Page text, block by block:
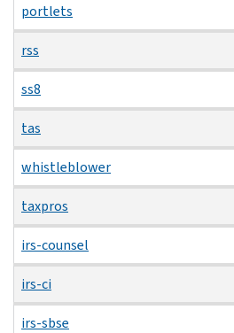
portlets
rss
ss8
tas
whistleblower
taxpros
irs-counsel
irs-ci
irs-sbse